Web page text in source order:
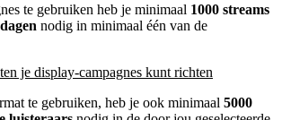
te gebruiken heb je minimaal 1000 streams
nodig in minimaal één van de
je display-campagnes kunt richten
te gebruiken, heb je ook minimaal 5000